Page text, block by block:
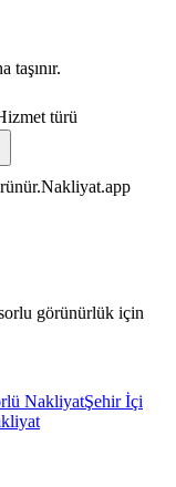
taşınır.
türü
Nakliyat.app
görünürlük için
NakliyatŞehir İçi